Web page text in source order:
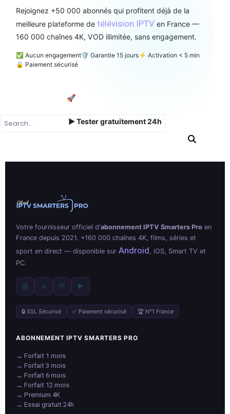
Rejoignez +50 000 abonnés qui profitent déjà de la
meilleure plateforme detélévision IPTV en France —
160 000 chaînes 4K, VOD illimitée, sans engagement.
✅ Aucun engagement🛡️ Garantie 15 jours⚡ Activation < 5 min
🔒 Paiement sécurisé
🚀 Souscrire — dès 39 €/an
▶ Tester gratuitement 24h
Votre fournisseur officiel d'abonnement IPTV Smarters Pro en
France depuis 2021. +160 000 chaînes 4K, films, séries et
sport en direct — disponible surAndroid, iOS, Smart TV et
PC.
📘 ✈️ 💬 ▶️
🔒 SSL Sécurisé ✅ Paiement sécurisé 🏆 N°1 France
ABONNEMENT IPTV SMARTERS PRO
→ Forfait 1 mois
→ Forfait 3 mois
→ Forfait 6 mois
→ Forfait 12 mois
→ Premium 4K
→ Essai gratuit 24h